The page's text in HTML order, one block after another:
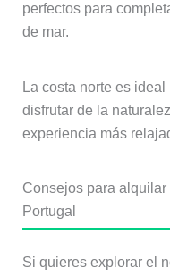
perfectos para
de mar.
La costa norte es
disfrutar de la
experiencia más
Consejos para
Portugal
Si quieres explorar el